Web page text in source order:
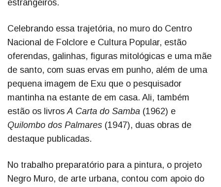
estrangeiros.
Celebrando essa trajetória, no muro do Centro
Nacional de Folclore e Cultura Popular, estão
oferendas, galinhas, figuras mitológicas e uma mãe
de santo, com suas ervas em punho, além de uma
pequena imagem de Exu que o pesquisador
mantinha na estante de em casa. Ali, também
estão os livrosA Carta do Samba (1962) e
Quilombo dos Palmares (1947), duas obras de
destaque publicadas.
No trabalho preparatório para a pintura, o projeto
Negro Muro, de arte urbana, contou com apoio do